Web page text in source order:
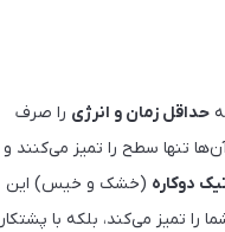
حداقل زمان و انرژی را صرف
تنها سطح را تمیز می‌کنند و
دوکاره (خشک و خیس) این
تمیز می‌کند، بلکه با پشتکار